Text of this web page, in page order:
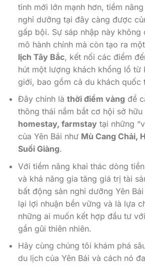
tỉnh mới lớn mạnh hơn, tiềm
nghỉ dưỡng tại đây càng được
gấp bội. Sự sáp nhập này không
mô hành chính mà còn tạo ra một
lịch Tây Bắc, kết nối các điểm
hút một lượng khách khổng lồ từ
giới, bao gồm cả du khách quốc
Đây chính là thời điểm vàng để
thông thái nắm bắt cơ hội sở hữu
homestay, farmstaytại những
của Yên Bái như Mù Cang Chải,
Suối Giàng.
Với tiềm năng khai thác dòng
và khả năng gia tăng giá trị tài
bất động sản nghỉ dưỡng Yên
lại lợi nhuận bền vững và là lựa
những ai muốn kết hợp đầu tư
gần gũi thiên nhiên.
Hãy cùng chúng tôi khám phá
du lịch của Yên Bái và cách nó